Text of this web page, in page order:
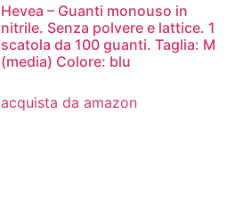
Hevea – Guanti monouso in
nitrile. Senza polvere e lattice. 1
scatola da 100 guanti. Taglia: M
(media) Colore: blu
acquista da amazon